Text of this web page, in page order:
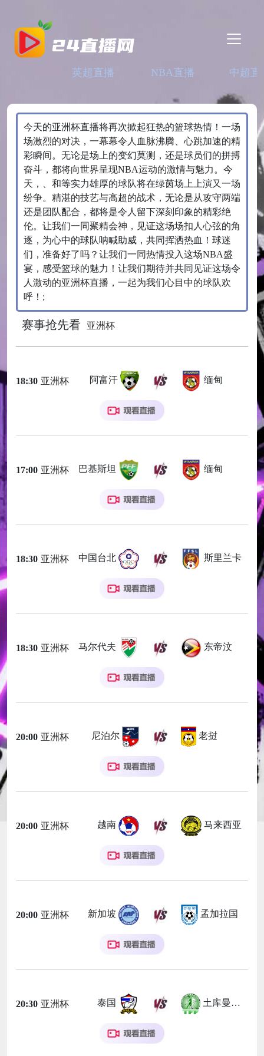
英超直播 NBA直播 中超直
今天的亚洲杯直播将再次掀起狂热的篮球热情！一场
场激烈的对决，一幕幕令人血脉沸腾、心跳加速的精
彩瞬间。无论是场上的变幻莫测，还是球员们的拼搏
奋斗，都将向世界呈现NBA运动的激情与魅力。今
天，、和等实力雄厚的球队将在绿茵场上上演又一场
纷争。精湛的技艺与高超的战术，无论是从攻守两端
还是团队配合，都将是令人留下深刻印象的精彩绝
伦。让我们一同聚精会神，见证这场场扣人心弦的角
逐，为心中的球队呐喊助威，共同挥洒热血！球迷
们，准备好了吗？让我们一同热情投入这场NBA盛
宴，感受篮球的魅力！让我们期待并共同见证这场令
人激动的亚洲杯直播，一起为我们心目中的球队欢
呼！;
赛事抢先看 亚洲杯
18:30 亚洲杯 阿富汗 缅甸
17:00 亚洲杯 巴基斯坦 缅甸
18:30 亚洲杯 中国台北 斯里兰卡
18:30 亚洲杯 马尔代夫 东帝汶
20:00 亚洲杯 尼泊尔 老挝
20:00 亚洲杯 越南 马来西亚
20:00 亚洲杯 新加坡 孟加拉国
20:30 亚洲杯 泰国 土库曼斯坦